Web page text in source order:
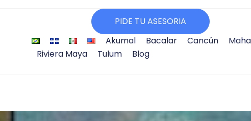
PIDE TU ASESORIA
Akumal
Bacalar Cancún
Riviera Maya
Tulum Blog